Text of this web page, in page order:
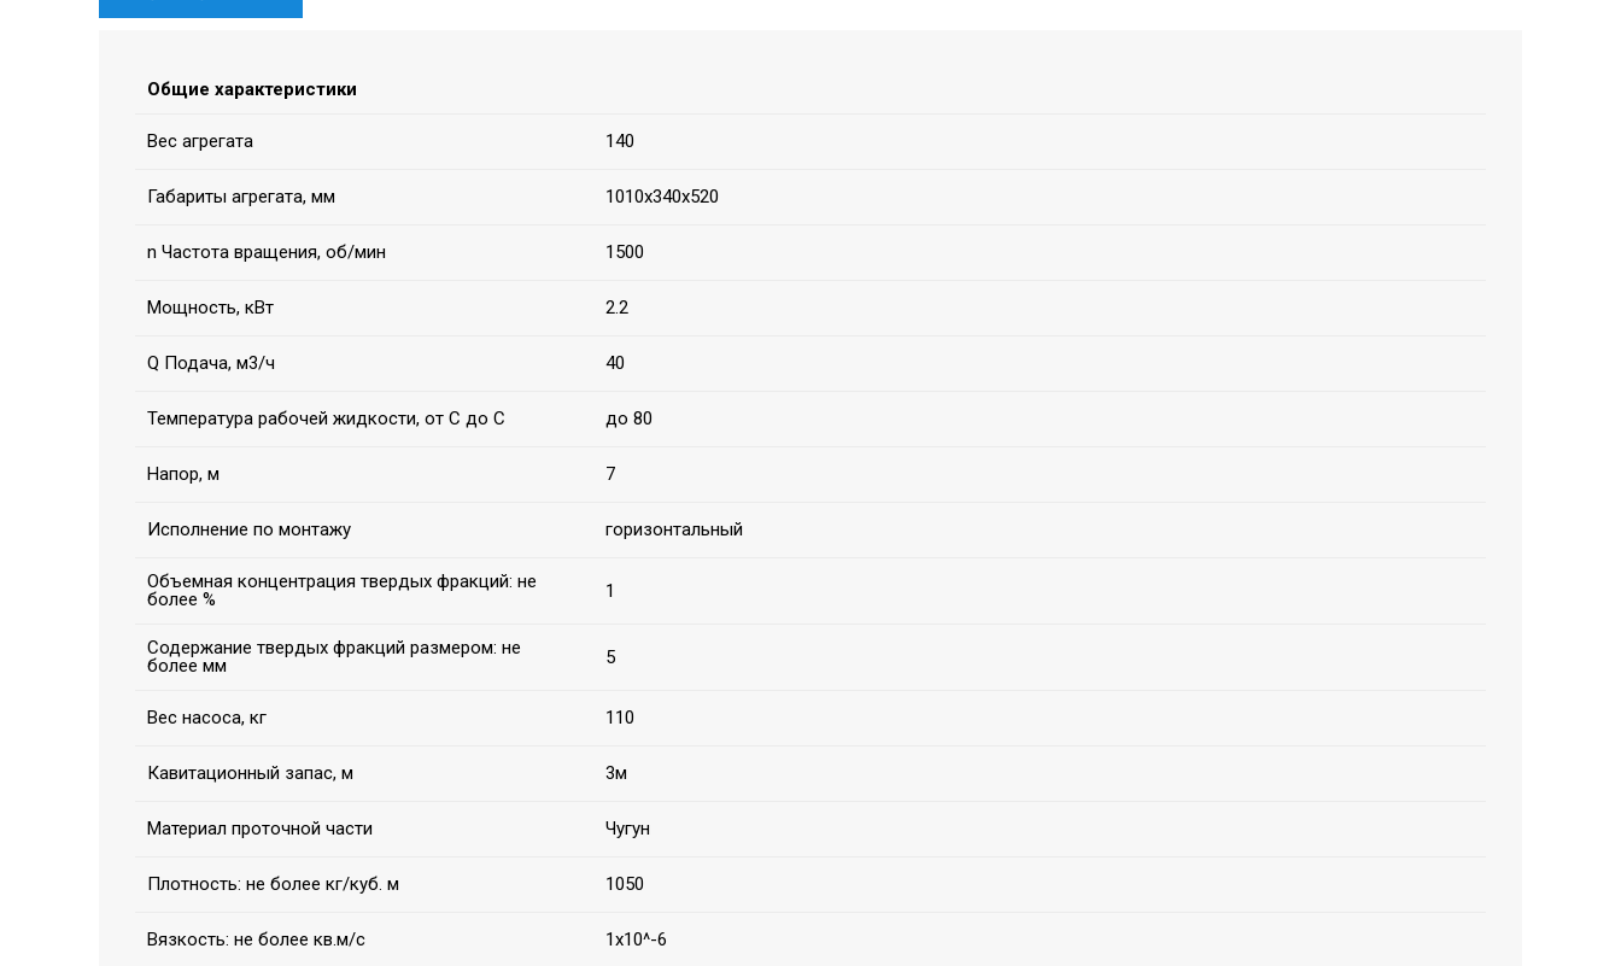
Общие характеристики
Вес агрегата 140
Габариты агрегата, мм 1010х340х520
n Частота вращения, об/мин 1500
Мощность, кВт 2.2
Q Подача, м3/ч 40
Температура рабочей жидкости, от С до С до 80
Напор, м 7
Исполнение по монтажу горизонтальный
Объемная концентрация твердых фракций: не
более %
1
Содержание твердых фракций размером: не
более мм
5
Вес насоса, кг 110
Кавитационный запас, м 3м
Материал проточной части Чугун
Плотность: не более кг/куб. м 1050
Вязкость: не более кв.м/с 1х10^-6